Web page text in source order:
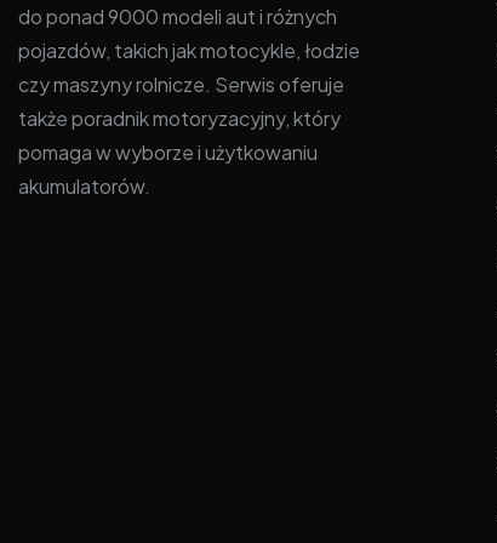
do ponad 9000 modeli aut i różnych
pojazdów, takich jak motocykle, łodzie
czy maszyny rolnicze. Serwis oferuje
także poradnik motoryzacyjny, który
pomaga w wyborze i użytkowaniu
akumulatorów.